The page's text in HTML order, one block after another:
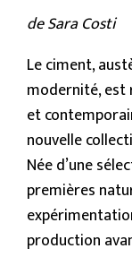
de Sara Costi
Le ciment,
modernité, est
et
nouvelle
Née d’une
premières
production